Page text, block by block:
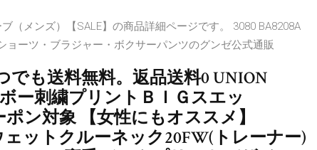
（メンズ）【SALE】の商品詳細ページです。 3080 BA8208A
ョーツ・ブラジャー・ボクサーパンツのグンゼ公式通販
も送料無料。返品送料0 UNION
ー刺繍プリントＢＩＧスエッ
ポン対象 【女性にもオススメ】
ットクルーネック20FW(トレーナー)